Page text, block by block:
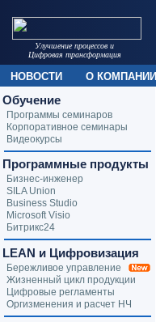
Обучение
Программы семинаров
Корпоративное семинары
Видеокурсы
Программные продукты
Бизнес-инженер
SILA Union
Business Studio
Microsoft Visio
Битрикс24
LEAN и Цифровизация
Бережливое управление
Жизненный цикл продукции
Цифровые регламенты
Оргизменения и расчет НЧ
Улучшение процессов и
Цифровая трансформация
НОВОСТИ О КОМПАНИИ